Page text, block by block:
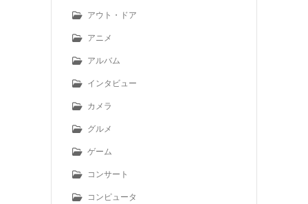
アウト・ドア
アニメ
アルバム
インタビュー
カメラ
グルメ
ゲーム
コンサート
コンピュータ